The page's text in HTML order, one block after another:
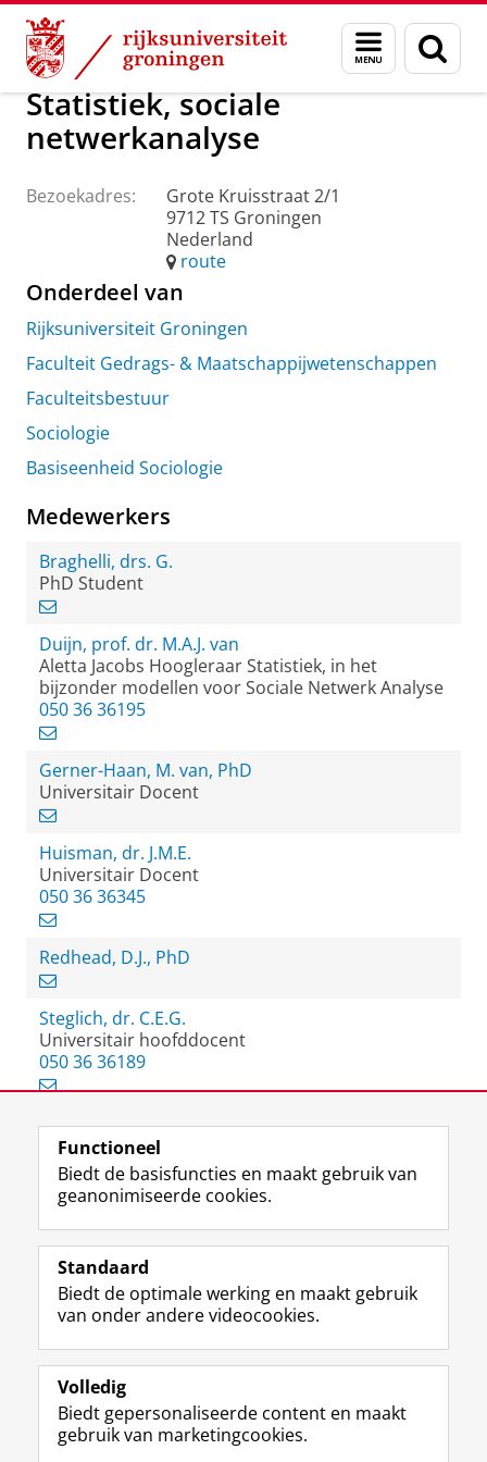
Skip
Content
Skip
Navigation
Menu
en
zoeken
Over ons Praktische zaken Waar vindt u ons
Statistiek, sociale
netwerkanalyse
Bezoekadres:
Grote Kruisstraat 2/1
9712 TS Groningen
Nederland
route
Onderdeel van
Rijksuniversiteit Groningen
Faculteit Gedrags- & Maatschappijwetenschappen
Faculteitsbestuur
Sociologie
Basiseenheid Sociologie
Medewerkers
Braghelli, drs. G.
PhD Student
Duijn, prof. dr. M.A.J. van
Aletta Jacobs Hoogleraar Statistiek, in het
bijzonder modellen voor Sociale Netwerk Analyse
050 36 36195
Gerner-Haan, M. van, PhD
Universitair Docent
Huisman, dr. J.M.E.
Universitair Docent
050 36 36345
Redhead, D.J., PhD
Steglich, dr. C.E.G.
Universitair hoofddocent
050 36 36189
View this page in:English
Volg de RUG
F
a
e
b
o
p
a
L
i
k
e
I
-
p
R
S
-
f
e
R
I
n
t
r
m
Y
o
T
e
k
Studiekiezers
Alumni
Over ons
Functioneel
Biedt de basisfuncties en maakt gebruik van
geanonimiseerde cookies.
Standaard
Biedt de optimale werking en maakt gebruik
van onder andere videocookies.
Volledig
Biedt gepersonaliseerde content en maakt
gebruik van marketingcookies.